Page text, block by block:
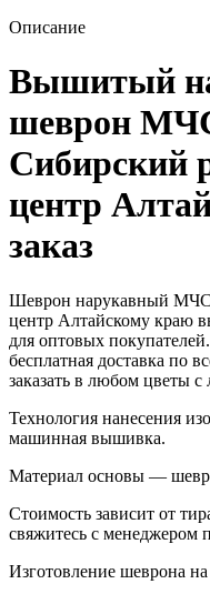
Описание
Вышитый
шеврон
Сибирский
центр
заказ
Шеврон нарукавный
центр Алтайскому краю
для оптовых
бесплатная доставка по
заказать в любом цветы
Технология нанесения
машинная вышивка.
Материал основы —
Стоимость зависит от
свяжитесь с менеджером
Изготовление шеврона